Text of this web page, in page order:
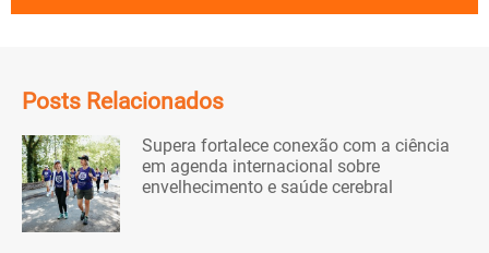
Posts Relacionados
Supera fortalece conexão com a ciência
em agenda internacional sobre
envelhecimento e saúde cerebral